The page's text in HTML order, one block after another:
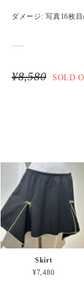
ダメージ: 写真16枚
¥8,580 SOLD
Skirt
¥7,480